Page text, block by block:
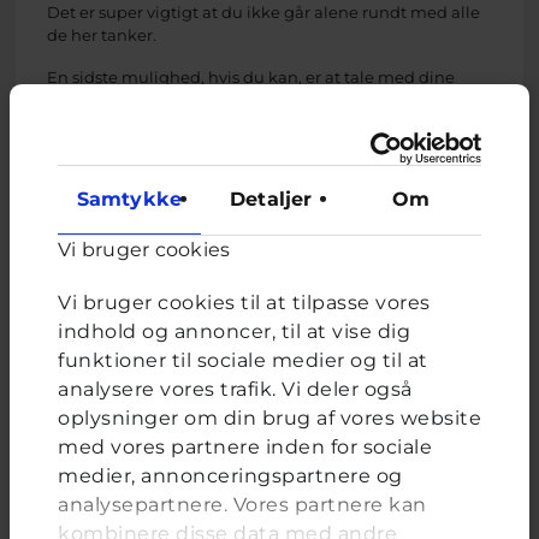
Samtykke Detaljer Om
Vi bruger cookies
Vi bruger cookies til at tilpasse vores
indhold og annoncer, til at vise dig
funktioner til sociale medier og til at
analysere vores trafik. Vi deler også
oplysninger om din brug af vores website
med vores partnere inden for sociale
medier, annonceringspartnere og
analysepartnere. Vores partnere kan
kombinere disse data med andre
Det er super vigtigt at du ikke går alene rundt med alle
de her tanker.
En sidste mulighed, hvis du kan, er at tale med dine
Jeg håber virkelig at du vil række ud til nogen, så du kan
få den hjælp du har fortjent at få, nemlig hjælp til at få
troen tilbage på dig selv, og få en hverdag du har lyst til
at være i.
Rose, frivillig uddannet ungerådgiver hos Cyberhus
har svaret på dette spørgsmål